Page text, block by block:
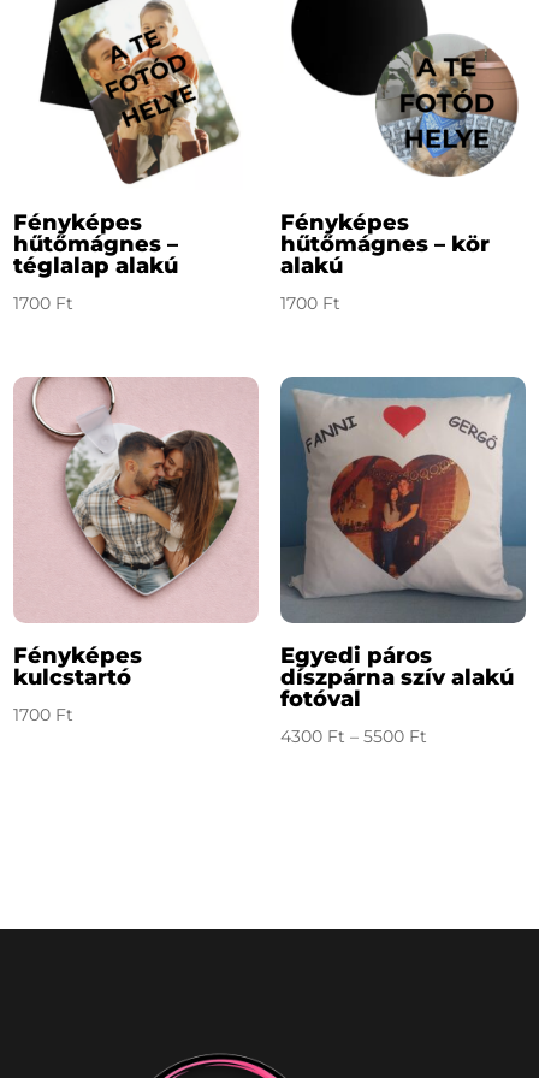
Fényképes
hűtőmágnes –
téglalap alakú
1700 Ft
Fényképes
hűtőmágnes – kör
alakú
1700 Ft
Fényképes
kulcstartó
1700 Ft
Egyedi páros
díszpárna szív alakú
fotóval
4300 Ft – 5500 FtÁrtartomány: